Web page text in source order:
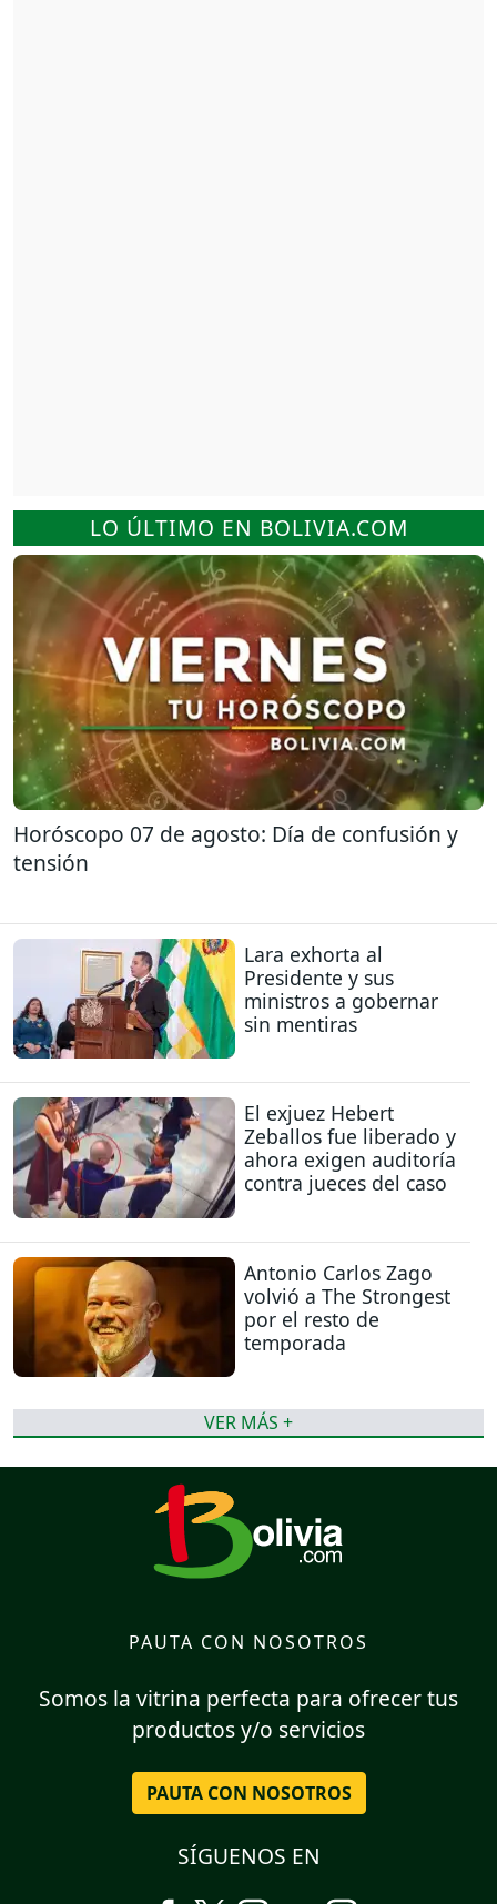
LO ÚLTIMO EN BOLIVIA.COM
Horóscopo 07 de agosto: Día de confusión y
tensión
Lara exhorta al
Presidente y sus
ministros a gobernar
sin mentiras
El exjuez Hebert
Zeballos fue liberado y
ahora exigen auditoría
contra jueces del caso
Antonio Carlos Zago
volvió a The Strongest
por el resto de
temporada
VER MÁS +
PAUTA CON NOSOTROS
Somos la vitrina perfecta para ofrecer tus
productos y/o servicios
PAUTA CON NOSOTROS
SÍGUENOS EN